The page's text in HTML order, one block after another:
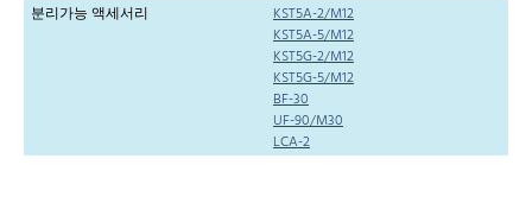
분리가능 액세서리
KST5A-2/M12
KST5A-5/M12
KST5G-2/M12
KST5G-5/M12
BF-30
UF-90/M30
LCA-2